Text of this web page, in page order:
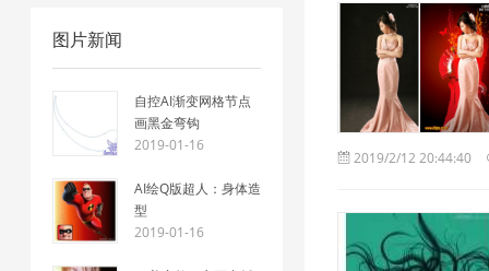
图片新闻
自控AI渐变网格节点
画黑金弯钩
2019-01-16
AI绘Q版超人：身体造
型
2019-01-16
2019/2/12 20:44:40